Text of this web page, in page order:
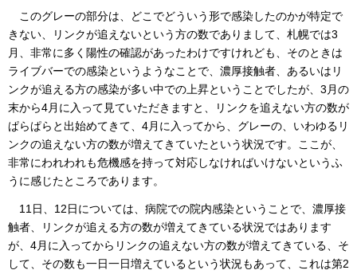
このグレーの部分は、どこでどういう形で感染したのかが特定で
きない、リンクが追えないという方の数でありまして、札幌では3
月、非常に多く陽性の確認があったわけですけれども、そのときは
ライブバーでの感染というようなことで、濃厚接触者、あるいはリ
ンクが追える方の感染が多い中での上昇ということでしたが、3月の
末から4月に入って見ていただきますと、リンクを追えない方の数が
ぱらぱらと出始めてきて、4月に入ってから、グレーの、いわゆるリ
ンクの追えない方の数が増えてきていたという状況です。ここが、
非常にわれわれも危機感を持って対応しなければいけないというふ
うに感じたところであります。
11日、12日については、病院での院内感染ということで、濃厚接
触者、リンクが追える方の数が増えてきている状況ではあります
が、4月に入ってからリンクの追えない方の数が増えてきている、そ
して、その数も一日一日増えているという状況もあって、これは第2